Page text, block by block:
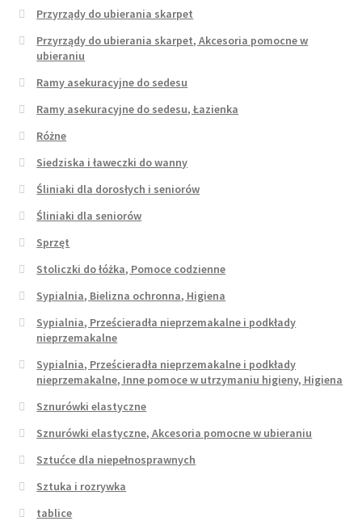
Przyrządy do ubierania skarpet
Przyrządy do ubierania skarpet, Akcesoria pomocne w
ubieraniu
Ramy asekuracyjne do sedesu
Ramy asekuracyjne do sedesu, Łazienka
Różne
Siedziska i ławeczki do wanny
Śliniaki dla dorosłych i seniorów
Śliniaki dla seniorów
Sprzęt
Stoliczki do łóżka, Pomoce codzienne
Sypialnia, Bielizna ochronna, Higiena
Sypialnia, Prześcieradła nieprzemakalne i podkłady
nieprzemakalne
Sypialnia, Prześcieradła nieprzemakalne i podkłady
nieprzemakalne, Inne pomoce w utrzymaniu higieny, Higiena
Sznurówki elastyczne
Sznurówki elastyczne, Akcesoria pomocne w ubieraniu
Sztućce dla niepełnosprawnych
Sztuka i rozrywka
tablice